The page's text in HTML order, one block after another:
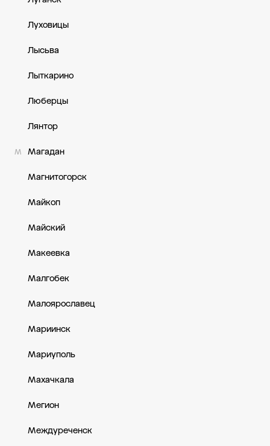
Луховицы
Лысьва
Лыткарино
Люберцы
Лянтор
М Магадан
Магнитогорск
Майкоп
Майский
Макеевка
Малгобек
Малоярославец
Мариинск
Мариуполь
Махачкала
Мегион
Междуреченск